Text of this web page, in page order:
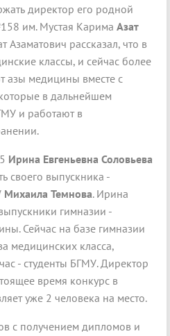
директор его родной
им. Мустая Карима Азат
Азаматович рассказал, что в
классы, и сейчас более
азы медицины вместе с
в дальнейшем
и работают в
Ирина Евгеньевна Соловьева
своего выпускника -
Михаила Темнова. Ирина
гимназии -
Сейчас на базе гимназии
медицинских класса,
- студенты БГМУ. Директор
время конкурс в
уже 2 человека на место.
с получением дипломов и